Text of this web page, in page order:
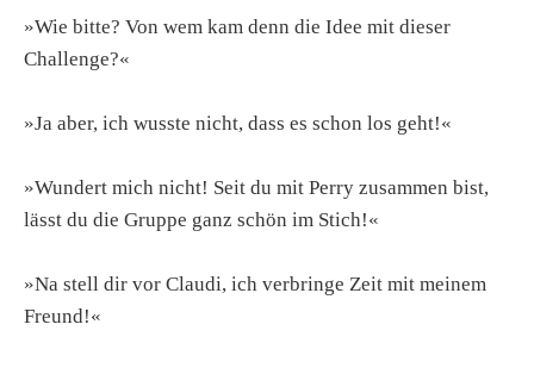
»Wie bitte? Von wem kam denn die Idee mit dieser
Challenge?«
»Ja aber, ich wusste nicht, dass es schon los geht!«
»Wundert mich nicht! Seit du mit Perry zusammen bist,
lässt du die Gruppe ganz schön im Stich!«
»Na stell dir vor Claudi, ich verbringe Zeit mit meinem
Freund!«